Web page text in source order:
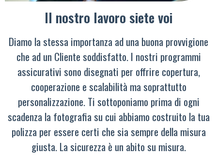
Il nostro lavoro siete voi
Diamo la stessa importanza ad una buona provvigione
che ad un Cliente soddisfatto. I nostri programmi
assicurativi sono disegnati per offrire copertura,
cooperazione e scalabilità ma soprattutto
personalizzazione. Ti sottoponiamo prima di ogni
scadenza la fotografia su cui abbiamo costruito la tua
polizza per essere certi che sia sempre della misura
giusta. La sicurezza è un abito su misura.